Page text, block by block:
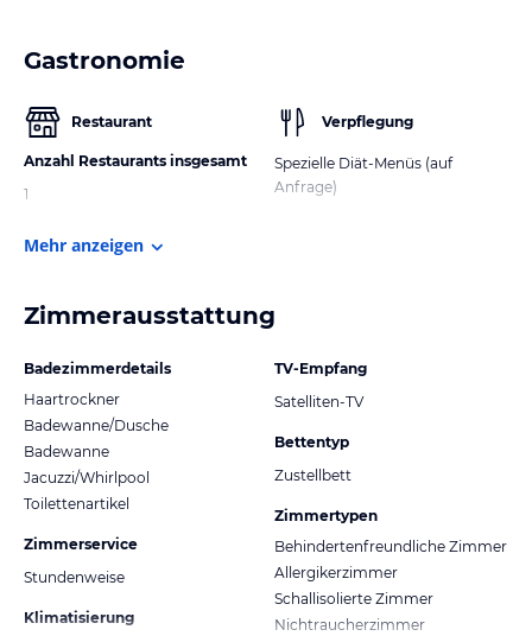
Gastronomie
Restaurant
Anzahl Restaurants insgesamt
1
Verpflegung
Spezielle Diät-Menüs (auf
Anfrage)
Mehr anzeigen
Zimmerausstattung
Badezimmerdetails
Haartrockner
Badewanne/Dusche
Badewanne
Jacuzzi/Whirlpool
Toilettenartikel
Zimmerservice
Stundenweise
Klimatisierung
TV-Empfang
Satelliten-TV
Bettentyp
Zustellbett
Zimmertypen
Behindertenfreundliche Zimmer
Allergikerzimmer
Schallisolierte Zimmer
Nichtraucherzimmer